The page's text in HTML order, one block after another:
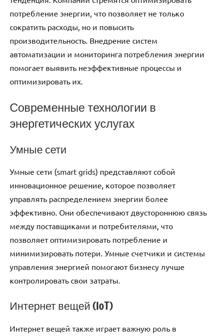
потребление энергии, что позволяет не только
сократить расходы, но и повысить
производительность. Внедрение систем
автоматизации и мониторинга потребления энергии
помогает выявить неэффективные процессы и
оптимизировать их.
Современные технологии в
энергетических услугах
Умные сети
Умные сети (smart grids) представляют собой
инновационное решение, которое позволяет
управлять распределением энергии более
эффективно. Они обеспечивают двустороннюю связь
между поставщиками и потребителями, что
позволяет оптимизировать потребление и
минимизировать потери. Умные счетчики и системы
управления энергией помогают бизнесу лучше
контролировать свои затраты.
Интернет вещей (IoT)
Интернет вещей также играет важную роль в